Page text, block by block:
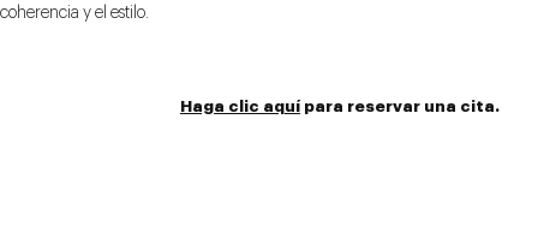
coherencia y el estilo.
Haga clic aquípara reservar una cita.